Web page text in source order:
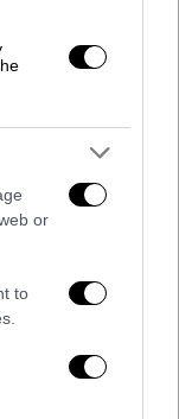
or
to
ότι
από 8
είχε
Ρίχτερ και
στην
πίσω τους
ο
αν δεν
τσουνάμι-
, φέρνουν
.